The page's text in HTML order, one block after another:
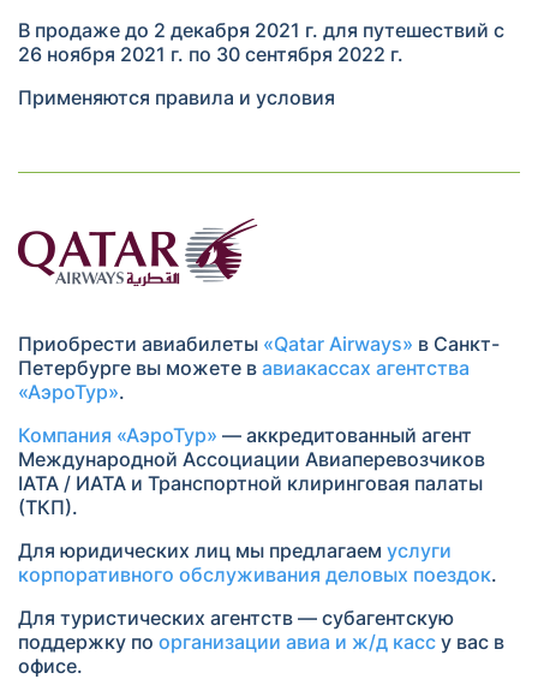
В продаже до 2 декабря 2021 г. для путешествий с
26 ноября 2021 г. по 30 сентября 2022 г.
Применяются правила и условия
Приобрести авиабилеты «Qatar Airways» в Санкт-
Петербурге вы можете в авиакассах агентства
«АэроТур».
Компания «АэроТур» — аккредитованный агент
Международной Ассоциации Авиаперевозчиков
IATA / ИАТА и Транспортной клиринговая палаты
(ТКП).
Для юридических лиц мы предлагаем услуги
корпоративного обслуживания деловых поездок.
Для туристических агентств — субагентскую
поддержку по организации авиа и ж/д касс у вас в
офисе.